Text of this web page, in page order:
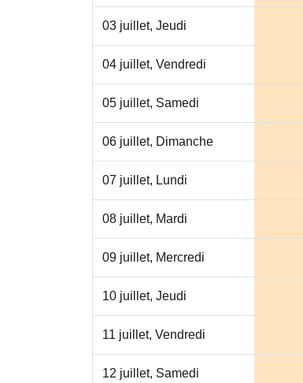
03 juillet, Jeudi
04 juillet, Vendredi
05 juillet, Samedi
06 juillet, Dimanche
07 juillet, Lundi
08 juillet, Mardi
09 juillet, Mercredi
10 juillet, Jeudi
11 juillet, Vendredi
12 juillet, Samedi